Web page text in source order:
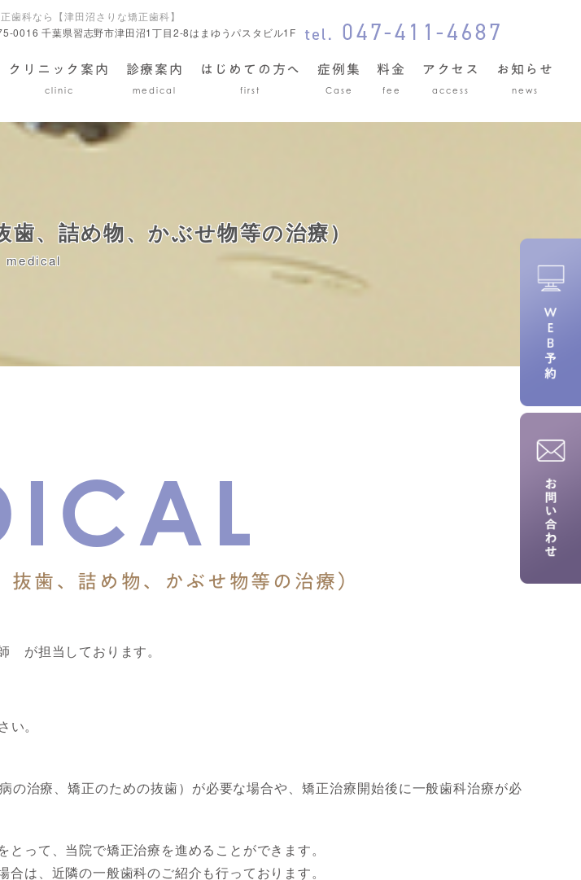
0016 千葉県習志野市津田沼1丁目2-8はまゆうパスタビル1F
クリニック案内
clinic
診療案内
medical
はじめての方へ
first
症例集
Case
料金
fee
アクセス
access
お知らせ
news
歯、詰め物、かぶせ物等の治療）
medical
歯科なら【津田沼さりな矯正歯科】
歯、詰め物、かぶせ物等の治療）
が担当しております。
。
治療、矯正のための抜歯）が必要な場合や、矯正治療開始後に一般歯科治療が必
って、当院で矯正治療を進めることができます。
は、近隣の一般歯科のご紹介も行っております。